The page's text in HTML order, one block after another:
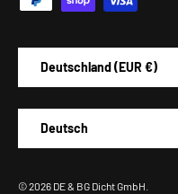
Deutschland (EUR €)
Deutsch
© 2026 DE & BG Dicht GmbH